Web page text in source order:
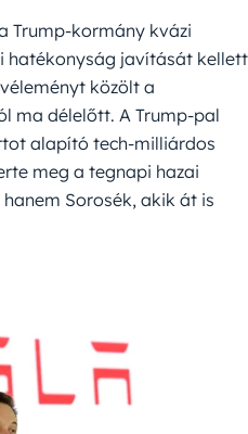
Trump-kormány kvázi
hatékonyság javítását kellett
közölt a
ma délelőtt. A Trump-pal
alapító tech-milliárdos
meg a tegnapi hazai
Sorosék, akik át is